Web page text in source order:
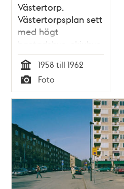
Västertorp.
Västertorpsplan sett
med högt
bostadshus, skivhus
i 11 våningar.
Tid
1958 till 1962
Typ
Foto